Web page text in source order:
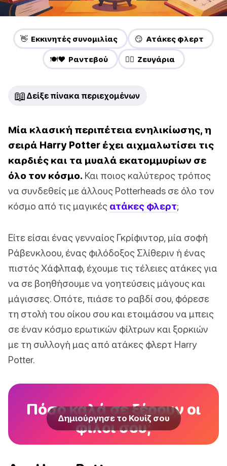
👋 Εκκινητές συνομιλίας 😏 Ατάκες φλερτ
🍽️❤️ Ραντεβού ❤️‍🔥 Ζευγάρια
📖 Δείξε πίνακα περιεχομένων
Μία κλασική περιπέτεια ενηλικίωσης, η
σειρά Harry Potter έχει αιχμαλωτίσει τις
καρδιές και τα μυαλά εκατομμυρίων σε
όλο τον κόσμο. Και ποιος καλύτερος τρόπος
να συνδεθείς με άλλους Potterheads σε όλο τον
κόσμο από τις μαγικές ατάκες φλερτ;
Είτε είσαι ένας γενναίος Γκρίφιντορ, μία σοφή
Ράβενκλοου, ένας φιλόδοξος Σλίθεριν ή ένας
πιστός Χάφλπαφ, έχουμε τις τέλειες ατάκες για
να σε βοηθήσουμε να γοητεύσεις μάγους και
μάγισσες. Οπότε, πιάσε το ραβδί σου, φόρεσε
τη στολή του οίκου σου και ετοιμάσου να μπεις
σε έναν κόσμο ερωτικών φίλτρων και ξορκιών
με τη συλλογή μας από ατάκες φλερτ Harry
Potter.
Πόσο καλά σε ξέρουν οι
φίλοι σου;
Δημιούργησε το Κουίζ σου